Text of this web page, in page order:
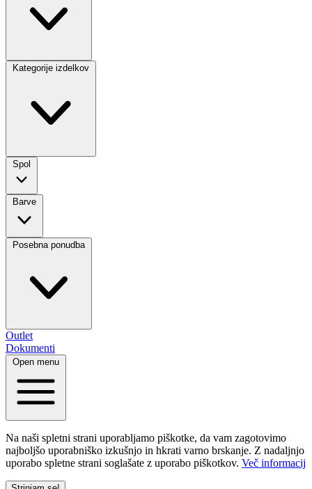
Kategorije izdelkov
Spol
Barve
Posebna ponudba
Outlet
Dokumenti
Open menu
Na naši spletni strani uporabljamo piškotke, da vam zagotovimo
najboljšo uporabniško izkušnjo in hkrati varno brskanje. Z nadaljnjo
uporabo spletne strani soglašate z uporabo piškotkov. Več informacij